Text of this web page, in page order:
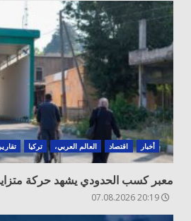
أخبار اقتصاد العالم العربي، تركيا تقارير
معبر كسب الحدودي يشهد حركة متزايدة